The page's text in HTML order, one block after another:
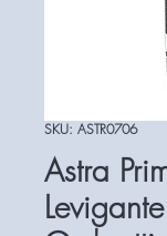
SKU: ASTR0706
Astra